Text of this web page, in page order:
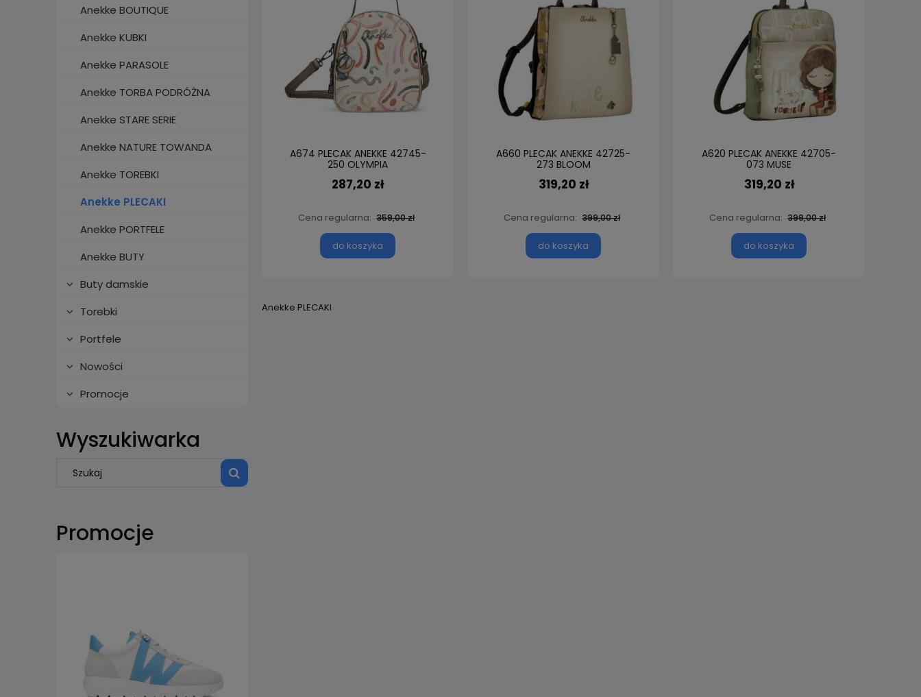
Anekke BOUTIQUE
Anekke KUBKI
Anekke PARASOLE
Anekke TORBA PODRÓŻNA
Anekke STARE SERIE
Anekke NATURE TOWANDA
Anekke TOREBKI
Anekke PLECAKI
Anekke PORTFELE
Anekke BUTY
Buty damskie
Torebki
Portfele
Nowości
Promocje
Wyszukiwarka
Promocje
A674 PLECAK ANEKKE 42745-
250 OLYMPIA
287,20 zł
Cena regularna: 359,00 zł
do koszyka
A660 PLECAK ANEKKE 42725-
273 BLOOM
319,20 zł
Cena regularna: 399,00 zł
do koszyka
A620 PLECAK ANEKKE 42705-
073 MUSE
319,20 zł
Cena regularna: 399,00 zł
do koszyka
Anekke PLECAKI